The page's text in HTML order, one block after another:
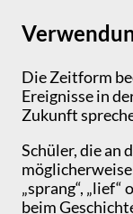
Die Zeitform
Ereignisse in
Zukunft
Schüler, die an
„sprang“, „lief“
beim